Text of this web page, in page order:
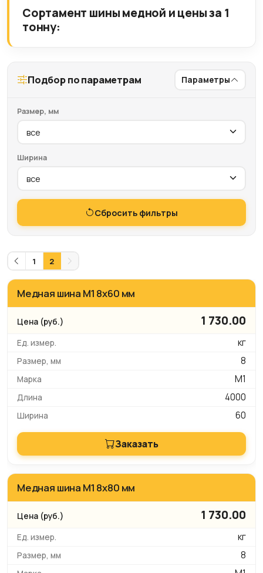
Сортамент шины медной и цены за 1
тонну:
Подбор по параметрам Параметры
Размер, мм
Ширина
Сбросить фильтры
1 2
Медная шина М1 8х60 мм
1 730.00
кг
8
М1
4000
60
Заказать
Медная шина М1 8х80 мм
1 730.00
кг
8